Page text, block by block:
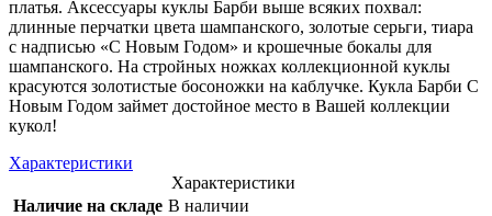
платья. Аксессуары куклы Барби выше всяких похвал:
длинные перчатки цвета шампанского, золотые серьги, тиара
с надписью «С Новым Годом» и крошечные бокалы для
шампанского. На стройных ножках коллекционной куклы
красуются золотистые босоножки на каблучке. Кукла Барби С
Новым Годом займет достойное место в Вашей коллекции
кукол!
Характеристики
Характеристики
Наличие на складе В наличии